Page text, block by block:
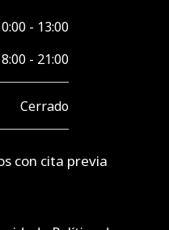
- 13:00
- 21:00
Cerrado
con cita previa